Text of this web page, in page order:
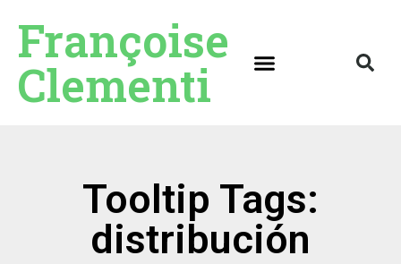
Françoise
Clementi
Tooltip Tags:
distribución